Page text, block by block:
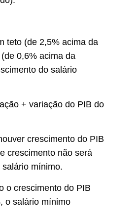
teto (de 2,5% acima da
0,6% acima da
do salário
+ variação do PIB do
crescimento do PIB
crescimento não será
mínimo.
o crescimento do PIB
o salário mínimo